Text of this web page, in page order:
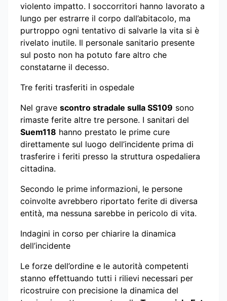
violento impatto. I soccorritori hanno lavorato a
lungo per estrarre il corpo dall’abitacolo, ma
purtroppo ogni tentativo di salvarle la vita si è
rivelato inutile. Il personale sanitario presente
sul posto non ha potuto fare altro che
constatarne il decesso.
Tre feriti trasferiti in ospedale
Nel grave scontro stradale sulla SS109 sono
rimaste ferite altre tre persone. I sanitari del
Suem118 hanno prestato le prime cure
direttamente sul luogo dell’incidente prima di
trasferire i feriti presso la struttura ospedaliera
cittadina.
Secondo le prime informazioni, le persone
coinvolte avrebbero riportato ferite di diversa
entità, ma nessuna sarebbe in pericolo di vita.
Indagini in corso per chiarire la dinamica
dell’incidente
Le forze dell’ordine e le autorità competenti
stanno effettuando tutti i rilievi necessari per
ricostruire con precisione la dinamica del